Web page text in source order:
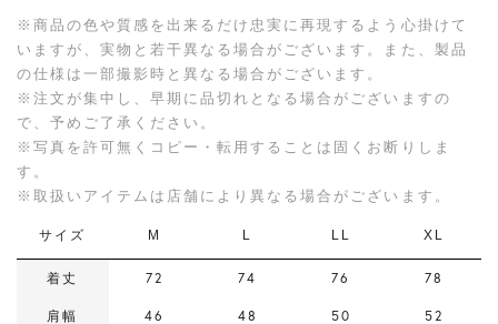
※商品の色や質感を出来るだけ忠実に再現するよう心掛けて
いますが、実物と若干異なる場合がございます。また、製品
の仕様は一部撮影時と異なる場合がございます。
※注文が集中し、早期に品切れとなる場合がございますの
で、予めご了承ください。
※写真を許可無くコピー・転用することは固くお断りしま
す。
※取扱いアイテムは店舗により異なる場合がございます。
サイズ M L LL XL
着丈 72 74 76 78
肩幅 46 48 50 52